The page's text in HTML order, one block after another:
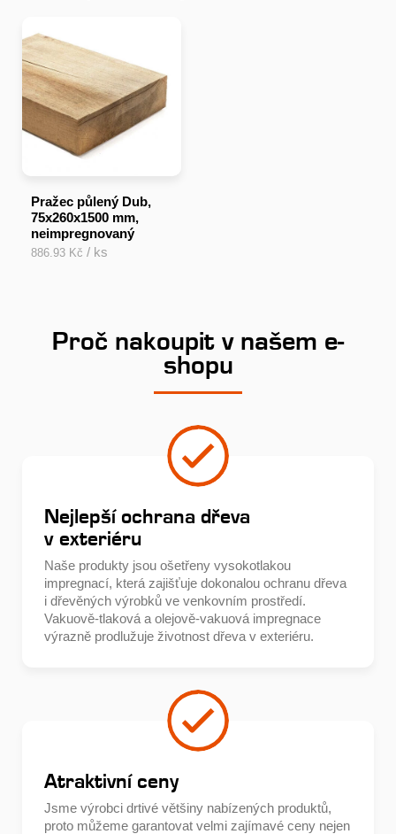
Pražec půlený Dub,
75x260x1500 mm,
neimpregnovaný
886.93 Kč / ks
Proč nakoupit v našem e-
shopu
Nejlepší ochrana dřeva
v exteriéru
Naše produkty jsou ošetřeny vysokotlakou
impregnací, která zajišťuje dokonalou ochranu dřeva
i dřevěných výrobků ve venkovním prostředí.
Vakuově-tlaková a olejově-vakuová impregnace
výrazně prodlužuje životnost dřeva v exteriéru.
Atraktivní ceny
Jsme výrobci drtivé většiny nabízených produktů,
proto můžeme garantovat velmi zajímavé ceny nejen